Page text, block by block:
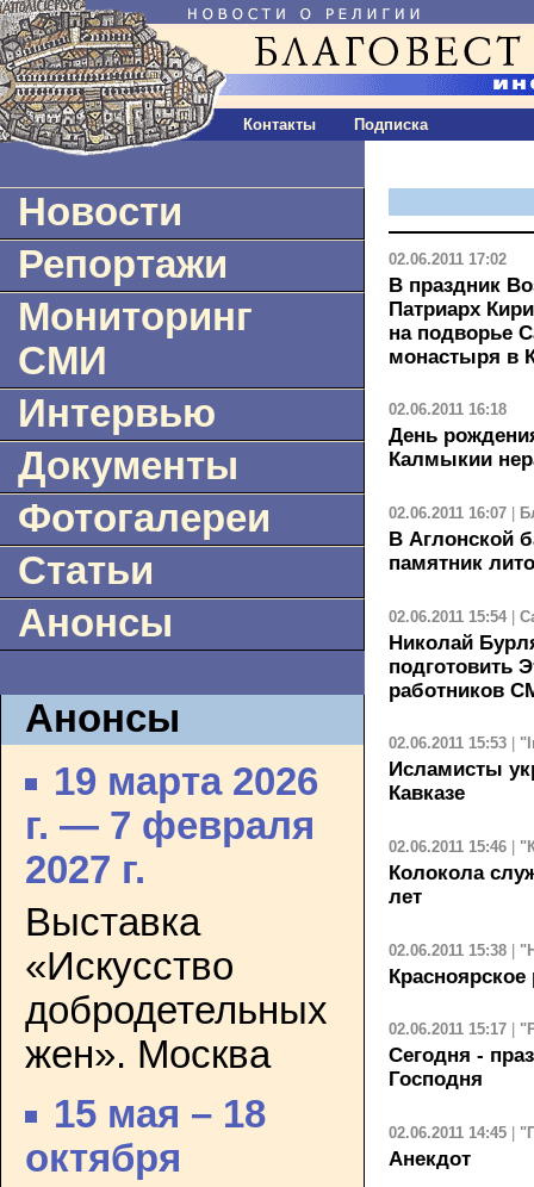
Контакты Подписка
Новости
Репортажи
Мониторинг
СМИ
Интервью
Документы
Фотогалереи
Статьи
Анонсы
Анонсы
19 марта 2026
г. — 7 февраля
2027 г.
Выставка
«Искусство
добродетельных
жен». Москва
15 мая – 18
октября
02.06.2011 17:02
В праздник
Патриарх
на подворье
монастыря в
02.06.2011 16:18
День
Калмыкии
02.06.2011 16:07
В Аглонской
памятник
02.06.2011 15:54 |
Николай
подготовить
работников
02.06.2011 15:53
Исламисты
Кавказе
02.06.2011 15:46
Колокола
лет
02.06.2011 15:38 |
Красноярское
02.06.2011 15:17
Сегодня -
Господня
02.06.2011 14:45
Анекдот